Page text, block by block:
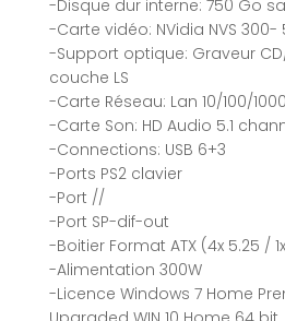
-Disque dur interne: 750 Go
-Carte vidéo: NVidia NVS 300-
-Support optique: Graveur
couche LS
-Carte Réseau: Lan 10/100/
-Carte Son: HD Audio 5.1
-Connections: USB 6+3
-Ports PS2 clavier
-Port //
-Port SP-dif-out
-Boitier Format ATX (4x 5.25 /
-Alimentation 300W
-Licence Windows 7 Home